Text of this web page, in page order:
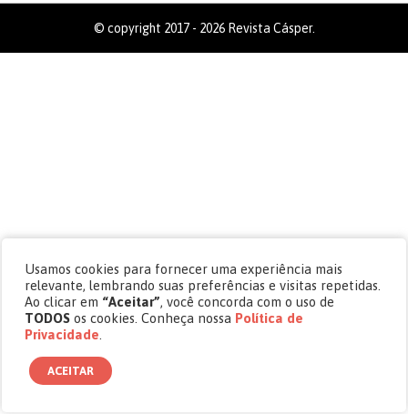
© copyright 2017 - 2026 Revista Cásper.
Usamos cookies para fornecer uma experiência mais
relevante, lembrando suas preferências e visitas repetidas.
Ao clicar em “Aceitar”, você concorda com o uso de
TODOS os cookies. Conheça nossa Política de
Privacidade
ACEITAR